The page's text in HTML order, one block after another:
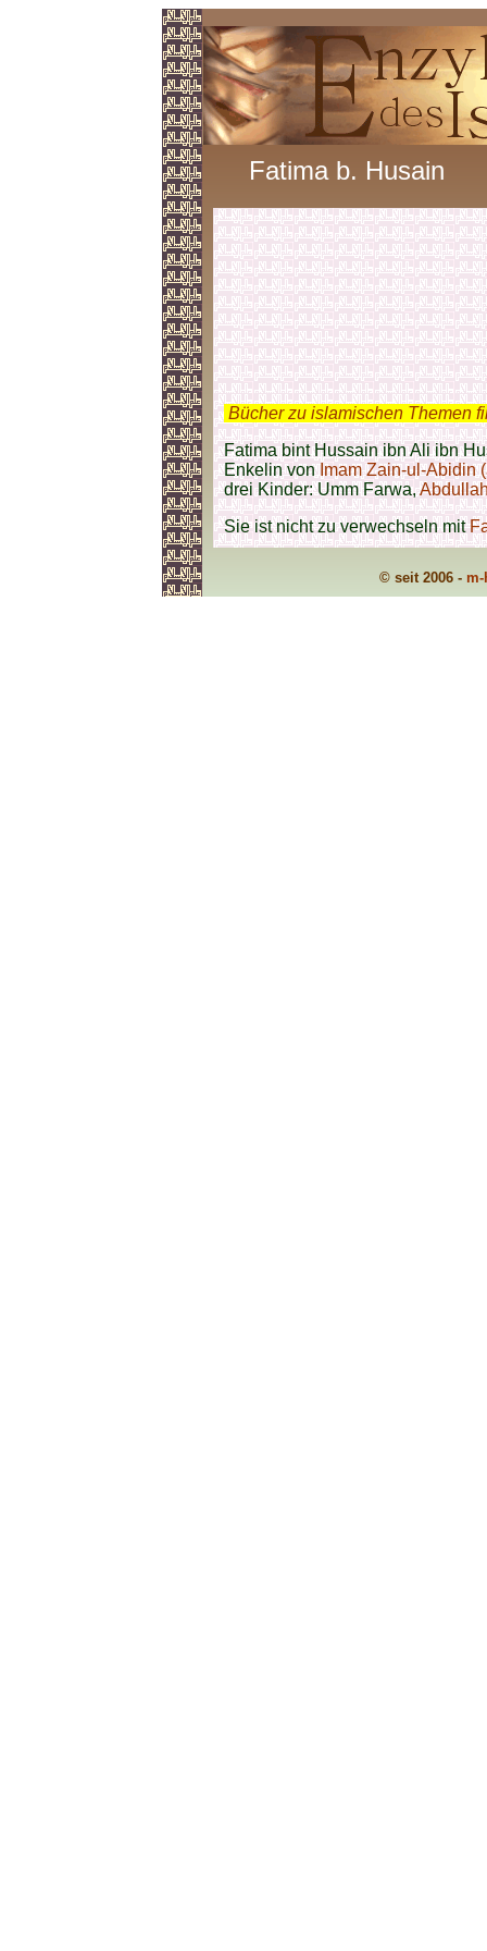
Fatima b. Husain
Bücher zu islamischen Themen
Fatima bint Hussain ibn Ali ibn
Enkelin vonImam Zain-ul-Abidin
drei Kinder: Umm Farwa,
Sie ist nicht zu verwechseln mit
© seit 2006 -